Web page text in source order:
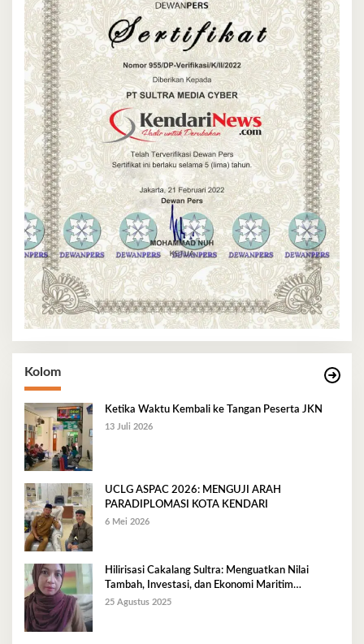
Kolom
Ketika Waktu Kembali ke Tangan Peserta JKN
13 Juli 2026
UCLG ASPAC 2026: MENGUJI ARAH
PARADIPLOMASI KOTA KENDARI
6 Mei 2026
Hilirisasi Cakalang Sultra: Menguatkan Nilai
Tambah, Investasi, dan Ekonomi Maritim
Berkelanjutan
25 Agustus 2025